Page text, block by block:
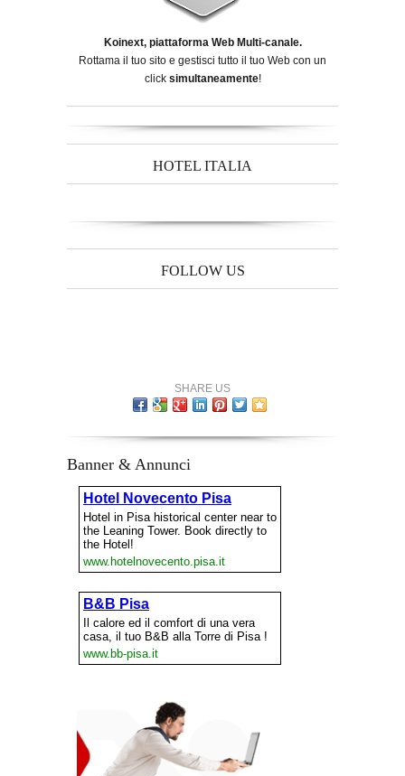
Koinext, piattaforma Web Multi-canale.
Rottama il tuo sito e gestisci tutto il tuo Web con un
click simultaneamente!
HOTEL ITALIA
FOLLOW US
SHARE US
Banner & Annunci